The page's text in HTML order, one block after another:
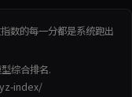
数的每一分都是系统跑出
综合排名.
index/